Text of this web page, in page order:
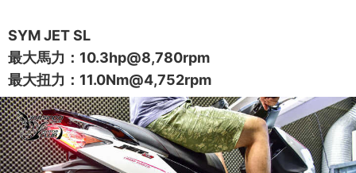
SYM JET SL
最大馬力：10.3hp@8,780rpm
最大扭力：11.0Nm@4,752rpm